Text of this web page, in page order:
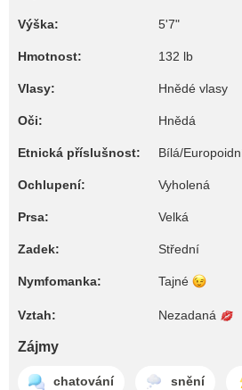
Výška: 5'7"
Hmotnost: 132 lb
Vlasy: Hnědé vlasy
Oči: Hnědá
Etnická příslušnost: Bílá/
Ochlupení: Vyholená
Prsa: Velká
Zadek: Střední
Nymfomanka: Tajné
Vztah: Nezadaná
Zájmy
chatování snění